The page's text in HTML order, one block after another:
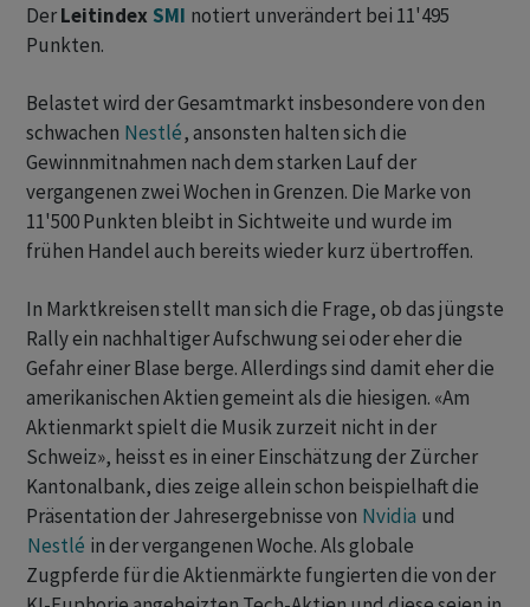
DerLeitindex SMI notiert unverändert bei 11'495
Punkten.
Belastet wird der Gesamtmarkt insbesondere von den
schwachen Nestlé, ansonsten halten sich die
Gewinnmitnahmen nach dem starken Lauf der
vergangenen zwei Wochen in Grenzen. Die Marke von
11'500 Punkten bleibt in Sichtweite und wurde im
frühen Handel auch bereits wieder kurz übertroffen.
In Marktkreisen stellt man sich die Frage, ob das jüngste
Rally ein nachhaltiger Aufschwung sei oder eher die
Gefahr einer Blase berge. Allerdings sind damit eher die
amerikanischen Aktien gemeint als die hiesigen. «Am
Aktienmarkt spielt die Musik zurzeit nicht in der
Schweiz», heisst es in einer Einschätzung der Zürcher
Kantonalbank, dies zeige allein schon beispielhaft die
Präsentation der Jahresergebnisse von Nvidia und
Nestlé in der vergangenen Woche. Als globale
Zugpferde für die Aktienmärkte fungierten die von der